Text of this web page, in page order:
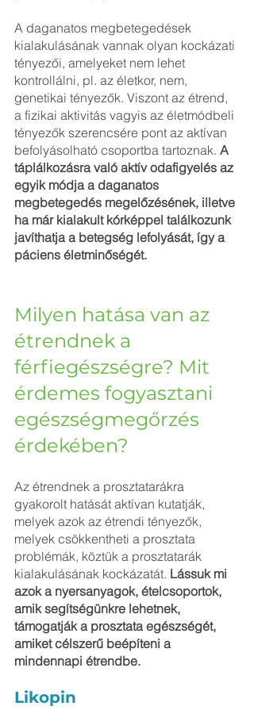
A daganatos megbetegedések
kialakulásának vannak olyan kockázati
tényezői, amelyeket nem lehet
kontrollálni, pl. az életkor, nem,
genetikai tényezők. Viszont az étrend,
a fizikai aktivitás vagyis az életmódbeli
tényezők szerencsére pont az aktívan
befolyásolható csoportba tartoznak. A
táplálkozásra való aktív odafigyelés az
egyik módja a daganatos
megbetegedés megelőzésének, illetve
ha már kialakult kórképpel találkozunk
javíthatja a betegség lefolyását, így a
páciens életminőségét.
Milyen hatása van az
étrendnek a
férfiegészségre? Mit
érdemes fogyasztani
egészségmegőrzés
érdekében?
Az étrendnek a prosztatarákra
gyakorolt ​​hatását aktívan kutatják,
melyek azok az étrendi tényezők,
melyek csökkentheti a prosztata
problémák, köztük a prosztatarák
kialakulásának kockázatát. Lássuk mi
azok a nyersanyagok, ételcsoportok,
amik segítségünkre lehetnek,
támogatják a prosztata egészségét,
amiket célszerű beépíteni a
mindennapi étrendbe.
Likopin